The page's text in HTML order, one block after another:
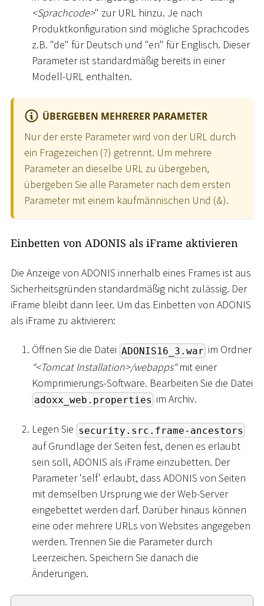
<Sprachcode>" zur URL hinzu. Je nach
Produktkonfiguration sind mögliche Sprachcodes
z.B. "de" für Deutsch und "en" für Englisch. Dieser
Parameter ist standardmäßig bereits in einer
Modell-URL enthalten.
ÜBERGEBEN MEHRERER PARAMETER
Nur der erste Parameter wird von der URL durch
ein Fragezeichen (?) getrennt. Um mehrere
Parameter an dieselbe URL zu übergeben,
übergeben Sie alle Parameter nach dem ersten
Parameter mit einem kaufmännischen Und (&).
Einbetten von ADONIS als iFrame aktivieren
Die Anzeige von ADONIS innerhalb eines Frames ist aus
Sicherheitsgründen standardmäßig nicht zulässig. Der
iFrame bleibt dann leer. Um das Einbetten von ADONIS
als iFrame zu aktivieren:
Öffnen Sie die Datei ADONIS16_3.war im Ordner
“<Tomcat Installation>/webapps“mit einer
Komprimierungs-Software. Bearbeiten Sie die Datei
adoxx_web.properties im Archiv.
Legen Sie security.src.frame-ancestors
auf Grundlage der Seiten fest, denen es erlaubt
sein soll, ADONIS als iFrame einzubetten. Der
Parameter 'self' erlaubt, dass ADONIS von Seiten
mit demselben Ursprung wie der Web-Server
eingebettet werden darf. Darüber hinaus können
eine oder mehrere URLs von Websites angegeben
werden. Trennen Sie die Parameter durch
Leerzeichen. Speichern Sie danach die
Änderungen.